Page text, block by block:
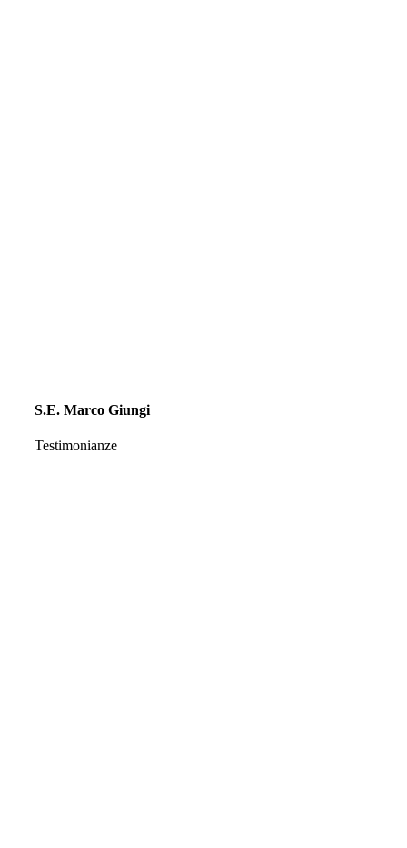
S.E. Marco Giungi
Testimonianze